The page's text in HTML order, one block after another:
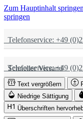
Zum Hauptinhalt springen
springen
Telefonservice: +49
Schneller Versand
Partnerschaftlich
Telefonservice: +49
Schneller Versand
Text vergrößern
Niedrige Sättigung
Überschriften